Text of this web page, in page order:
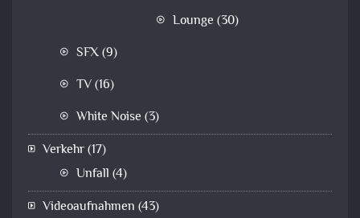
Lounge (30)
SFX(9)
TV(16)
White Noise (3)
Verkehr(17)
Unfall (4)
Videoaufnahmen (43)